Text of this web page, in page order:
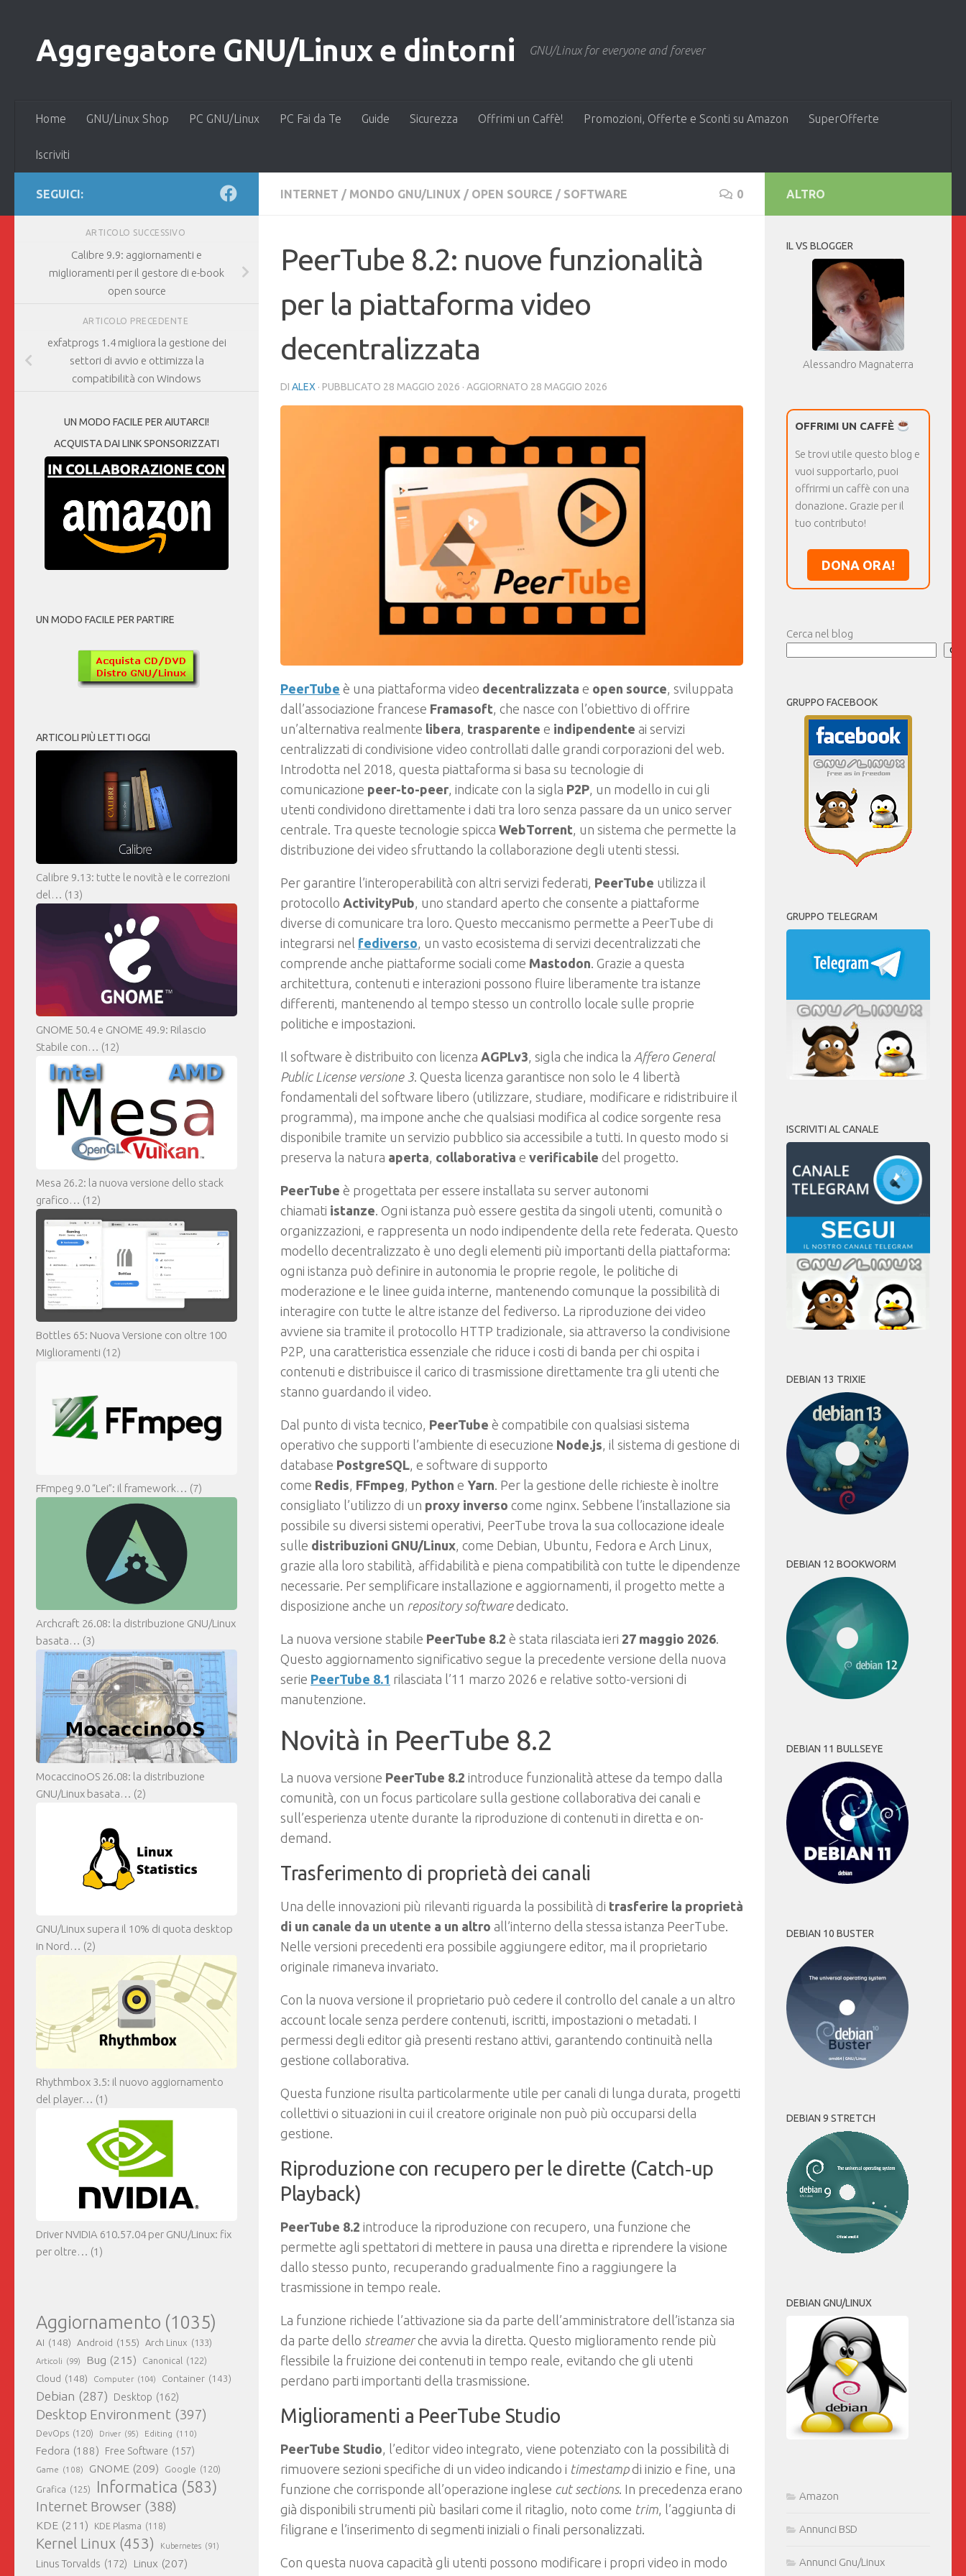
Aggregatore GNU/Linux e dintorni GNU/Linux for everyone and forever
Home GNU/Linux Shop PC GNU/Linux PC Fai da Te Guide Sicurezza Offrimi un Caffè! Promozioni, Offerte e Sconti su Amazon SuperOfferte
Iscriviti
INTERNET / MONDO GNU/LINUX / OPEN SOURCE / SOFTWARE 0
PeerTube 8.2: nuove funzionalità
per la piattaforma video
decentralizzata
DI ALEX · PUBBLICATO 28 MAGGIO 2026 · AGGIORNATO 28 MAGGIO 2026
PeerTube è una piattaforma video decentralizzata e open source, sviluppata
dall’associazione francese Framasoft, che nasce con l’obiettivo di offrire
un’alternativa realmente libera, trasparente e indipendente ai servizi
centralizzati di condivisione video controllati dalle grandi corporazioni del web.
Introdotta nel 2018, questa piattaforma si basa su tecnologie di
comunicazione peer-to-peer, indicate con la sigla P2P, un modello in cui gli
utenti condividono direttamente i dati tra loro senza passare da un unico server
centrale. Tra queste tecnologie spicca WebTorrent, un sistema che permette la
distribuzione dei video sfruttando la collaborazione degli utenti stessi.
Per garantire l’interoperabilità con altri servizi federati, PeerTube utilizza il
protocollo ActivityPub, uno standard aperto che consente a piattaforme
diverse di comunicare tra loro. Questo meccanismo permette a PeerTube di
integrarsi nel fediverso, un vasto ecosistema di servizi decentralizzati che
comprende anche piattaforme sociali come Mastodon. Grazie a questa
architettura, contenuti e interazioni possono fluire liberamente tra istanze
differenti, mantenendo al tempo stesso un controllo locale sulle proprie
politiche e impostazioni.
Il software è distribuito con licenza AGPLv3, sigla che indica la Affero General
Public License versione 3. Questa licenza garantisce non solo le 4 libertà
fondamentali del software libero (utilizzare, studiare, modificare e ridistribuire il
programma), ma impone anche che qualsiasi modifica al codice sorgente resa
disponibile tramite un servizio pubblico sia accessibile a tutti. In questo modo si
preserva la natura aperta, collaborativa e verificabile del progetto.
PeerTube è progettata per essere installata su server autonomi
chiamati istanze. Ogni istanza può essere gestita da singoli utenti, comunità o
organizzazioni, e rappresenta un nodo indipendente della rete federata. Questo
modello decentralizzato è uno degli elementi più importanti della piattaforma:
ogni istanza può definire in autonomia le proprie regole, le politiche di
moderazione e le linee guida interne, mantenendo comunque la possibilità di
interagire con tutte le altre istanze del fediverso. La riproduzione dei video
avviene sia tramite il protocollo HTTP tradizionale, sia attraverso la condivisione
P2P, una caratteristica essenziale che riduce i costi di banda per chi ospita i
contenuti e distribuisce il carico di trasmissione direttamente tra gli utenti che
stanno guardando il video.
Dal punto di vista tecnico, PeerTube è compatibile con qualsiasi sistema
operativo che supporti l’ambiente di esecuzione Node.js, il sistema di gestione di
database PostgreSQL, e software di supporto
come Redis, FFmpeg, Python e Yarn. Per la gestione delle richieste è inoltre
consigliato l’utilizzo di un proxy inverso come nginx. Sebbene l’installazione sia
possibile su diversi sistemi operativi, PeerTube trova la sua collocazione ideale
sulle distribuzioni GNU/Linux, come Debian, Ubuntu, Fedora e Arch Linux,
grazie alla loro stabilità, affidabilità e piena compatibilità con tutte le dipendenze
necessarie. Per semplificare installazione e aggiornamenti, il progetto mette a
disposizione anche un repository softwarededicato.
La nuova versione stabile PeerTube 8.2 è stata rilasciata ieri 27 maggio 2026.
Questo aggiornamento significativo segue la precedente versione della nuova
serie PeerTube 8.1 rilasciata l’11 marzo 2026 e relative sotto-versioni di
manutenzione.
Novità in PeerTube 8.2
La nuova versione PeerTube 8.2 introduce funzionalità attese da tempo dalla
comunità, con un focus particolare sulla gestione collaborativa dei canali e
sull’esperienza utente durante la riproduzione di contenuti in diretta e on-
demand.
Trasferimento di proprietà dei canali
Una delle innovazioni più rilevanti riguarda la possibilità di trasferire la proprietà
di un canale da un utente a un altro all’interno della stessa istanza PeerTube.
Nelle versioni precedenti era possibile aggiungere editor, ma il proprietario
originale rimaneva invariato.
Con la nuova versione il proprietario può cedere il controllo del canale a un altro
account locale senza perdere contenuti, iscritti, impostazioni o metadati. I
permessi degli editor già presenti restano attivi, garantendo continuità nella
gestione collaborativa.
Questa funzione risulta particolarmente utile per canali di lunga durata, progetti
collettivi o situazioni in cui il creatore originale non può più occuparsi della
gestione.
Riproduzione con recupero per le dirette (Catch‑up
Playback)
PeerTube 8.2 introduce la riproduzione con recupero, una funzione che
permette agli spettatori di mettere in pausa una diretta e riprendere la visione
dallo stesso punto, recuperando gradualmente fino a raggiungere la
trasmissione in tempo reale.
La funzione richiede l’attivazione sia da parte dell’amministratore dell’istanza sia
da parte dello streamerche avvia la diretta. Questo miglioramento rende più
flessibile la fruizione dei contenuti in tempo reale, evitando che gli utenti
perdano parti importanti della trasmissione.
Miglioramenti a PeerTube Studio
PeerTube Studio, l’editor video integrato, viene potenziato con la possibilità di
rimuovere sezioni specifiche di un video indicando i timestampdi inizio e fine, una
funzione che corrisponde all’operazione inglese cut sections. In precedenza erano
già disponibili strumenti più basilari come il ritaglio, noto come trim, l’aggiunta di
filigrane e l’inserimento di segmenti iniziali o finali personalizzati.
Con questa nuova capacità gli utenti possono modificare i propri video in modo
SEGUICI:
ARTICOLO SUCCESSIVO
Calibre 9.9: aggiornamenti e
miglioramenti per il gestore di e-book
open source
ARTICOLO PRECEDENTE
exfatprogs 1.4 migliora la gestione dei
settori di avvio e ottimizza la
compatibilità con Windows
UN MODO FACILE PER AIUTARCI!
ACQUISTA DAI LINK SPONSORIZZATI
UN MODO FACILE PER PARTIRE
ARTICOLI PIÙ LETTI OGGI
Calibre 9.13: tutte le novità e le correzioni
del… (13)
GNOME 50.4 e GNOME 49.9: Rilascio
Stabile con… (12)
Mesa 26.2: la nuova versione dello stack
grafico… (12)
Bottles 65: Nuova Versione con oltre 100
Miglioramenti (12)
FFmpeg 9.0 “Lei”: il framework… (7)
Archcraft 26.08: la distribuzione GNU/Linux
basata… (3)
MocaccinoOS 26.08: la distribuzione
GNU/Linux basata… (2)
GNU/Linux supera il 10% di quota desktop
in Nord… (2)
Rhythmbox 3.5: il nuovo aggiornamento
del player… (1)
Driver NVIDIA 610.57.04 per GNU/Linux: fix
per oltre… (1)
Aggiornamento (1035)
AI (148) Android (155) Arch Linux (133)
Articoli (99) Bug (215) Canonical (122)
Cloud (148) Computer (104) Container (143)
Debian (287) Desktop (162)
Desktop Environment (397)
DevOps (120) Driver (95) Editing (110)
Fedora (188) Free Software (157)
Game (108) GNOME (209) Google (120)
Grafica (125) Informatica (583)
Internet Browser (388)
KDE (211) KDE Plasma (118)
Kernel Linux (453) Kubernetes (91)
Linus Torvalds (172) Linux (207)
ALTRO
IL VS BLOGGER
Alessandro Magnaterra
OFFRIMI UN CAFFÈ
Se trovi utile questo blog e
vuoi supportarlo, puoi
offrirmi un caffè con una
donazione. Grazie per il
tuo contributo!
DONA ORA!
Cerca nel blog
GRUPPO FACEBOOK
GRUPPO TELEGRAM
ISCRIVITI AL CANALE
DEBIAN 13 TRIXIE
DEBIAN 12 BOOKWORM
DEBIAN 11 BULLSEYE
DEBIAN 10 BUSTER
DEBIAN 9 STRETCH
DEBIAN GNU/LINUX
Amazon
Annunci BSD
Annunci Gnu/Linux